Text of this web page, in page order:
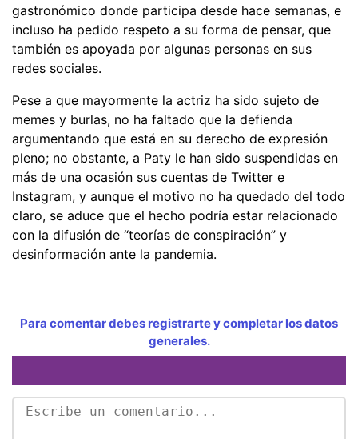
gastronómico donde participa desde hace semanas, e
incluso ha pedido respeto a su forma de pensar, que
también es apoyada por algunas personas en sus
redes sociales.
Pese a que mayormente la actriz ha sido sujeto de
memes y burlas, no ha faltado que la defienda
argumentando que está en su derecho de expresión
pleno; no obstante, a Paty le han sido suspendidas en
más de una ocasión sus cuentas de Twitter e
Instagram, y aunque el motivo no ha quedado del todo
claro, se aduce que el hecho podría estar relacionado
con la difusión de “teorías de conspiración” y
desinformación ante la pandemia.
Para comentar debes registrarte y completar los datos
generales.